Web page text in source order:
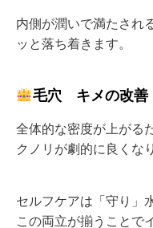
内側が潤いで満たされ
ッと落ち着きます。
毛穴 キメの改善
全体的な密度が上がる
クノリが劇的に良くな
セルフケアは「守り」
この両立が揃うことで